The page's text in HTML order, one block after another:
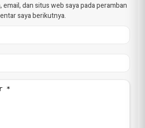
email, dan situs web saya pada peramban
saya berikutnya.